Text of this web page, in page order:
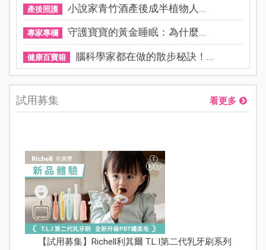
產後照護 小說家青竹酒產後成半植物人...
專家專欄 守護寶寶的黃金睡眠：為什麼...
健康百寶箱 腦科學家都在做的散步秘訣！...
試用募集 看更多
【試用募集】Richell利其爾 T.L.I第二代乳牙刷系列